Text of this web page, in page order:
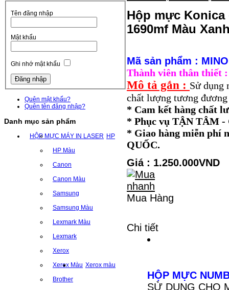
Tên đăng nhập
Mật khẩu
Ghi nhớ mật khẩu
Quên mật khẩu?
Quên tên đăng nhập?
Danh mục sản phẩm
HỘP MỰC MÁY IN LASER HP
HP Màu
Canon
Canon Màu
Samsung
Samsung Màu
Lexmark Màu
Lexmark
Xerox
Xerox Màu Xerox màu
Brother
Hộp mực Konica
1690mf Màu
Mã sản phẩm :
Thành viên thân thiết
Mô tả gắn : Sử dụng
chất lượng tương
* Cam kết hàng chất
* Phục vụ TẬN TÂM
* Giao hàng miễn phí
QUỐC.
Giá : 1.250.000VND
Mua Hàng
Chi tiết
HỘP MỰC
SỬ DỤNG CHO